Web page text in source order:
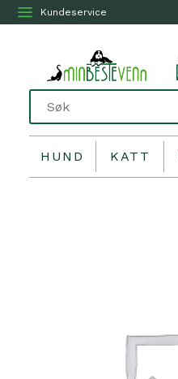
Kundeservice
HUND KATT